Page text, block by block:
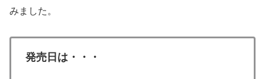
みました。
発売日は・・・